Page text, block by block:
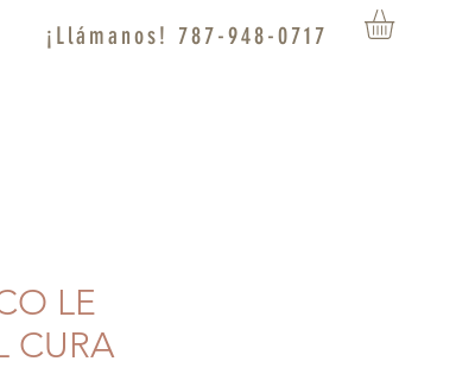
¡Llámanos! 787-948-0717
LE
CURA